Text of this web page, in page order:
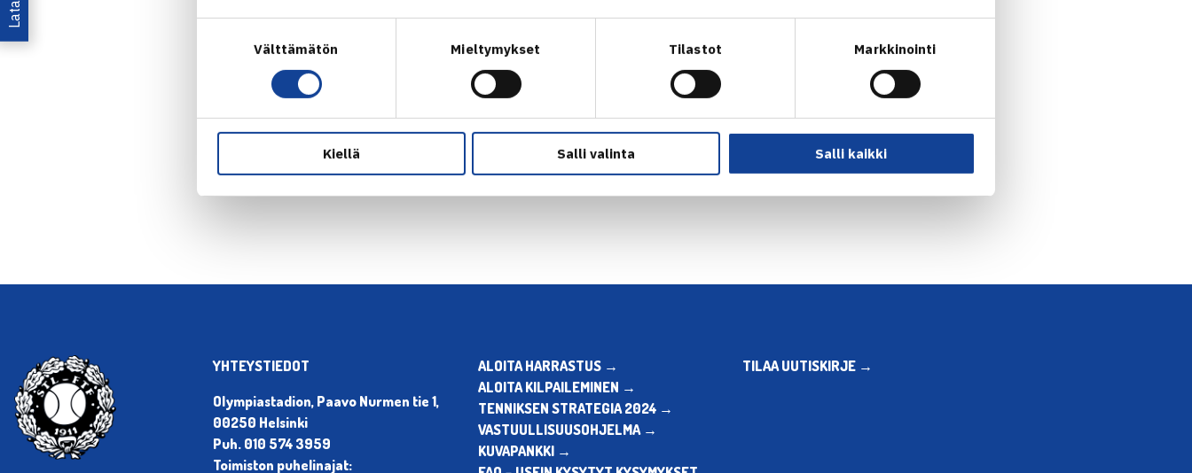
Välttämätön Mieltymykset Tilastot Markkinointi
Kiellä Salli valinta Salli kaikki
← Edellinen Seuraava uutinen: Oona Orpana ja… →
YHTEYSTIEDOT
Olympiastadion, Paavo Nurmen tie 1,
00250 Helsinki
Puh. 010 574 3959
Toimiston puhelinajat:
ALOITA HARRASTUS →
ALOITA KILPAILEMINEN →
TENNIKSEN STRATEGIA 2024 →
VASTUULLISUUSOHJELMA →
KUVAPANKKI →
TILAA UUTISKIRJE →